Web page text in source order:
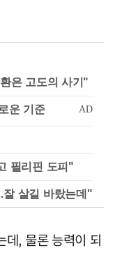
은 고도의 사기"
필리핀 도피"
살길 바랐는데"
, 물론 능력이 되